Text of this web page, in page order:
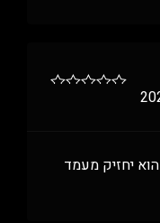
יחזיק מעמד